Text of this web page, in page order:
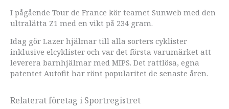
I pågående Tour de France kör teamet Sunweb med den
ultralätta Z1 med en vikt på 234 gram.
Idag gör Lazer hjälmar till alla sorters cyklister
inklusive elcyklister och var det första varumärket att
leverera barnhjälmar med MIPS. Det rattlösa, egna
patentet Autofit har rönt popularitet de senaste åren.
Relaterat företag i Sportregistret